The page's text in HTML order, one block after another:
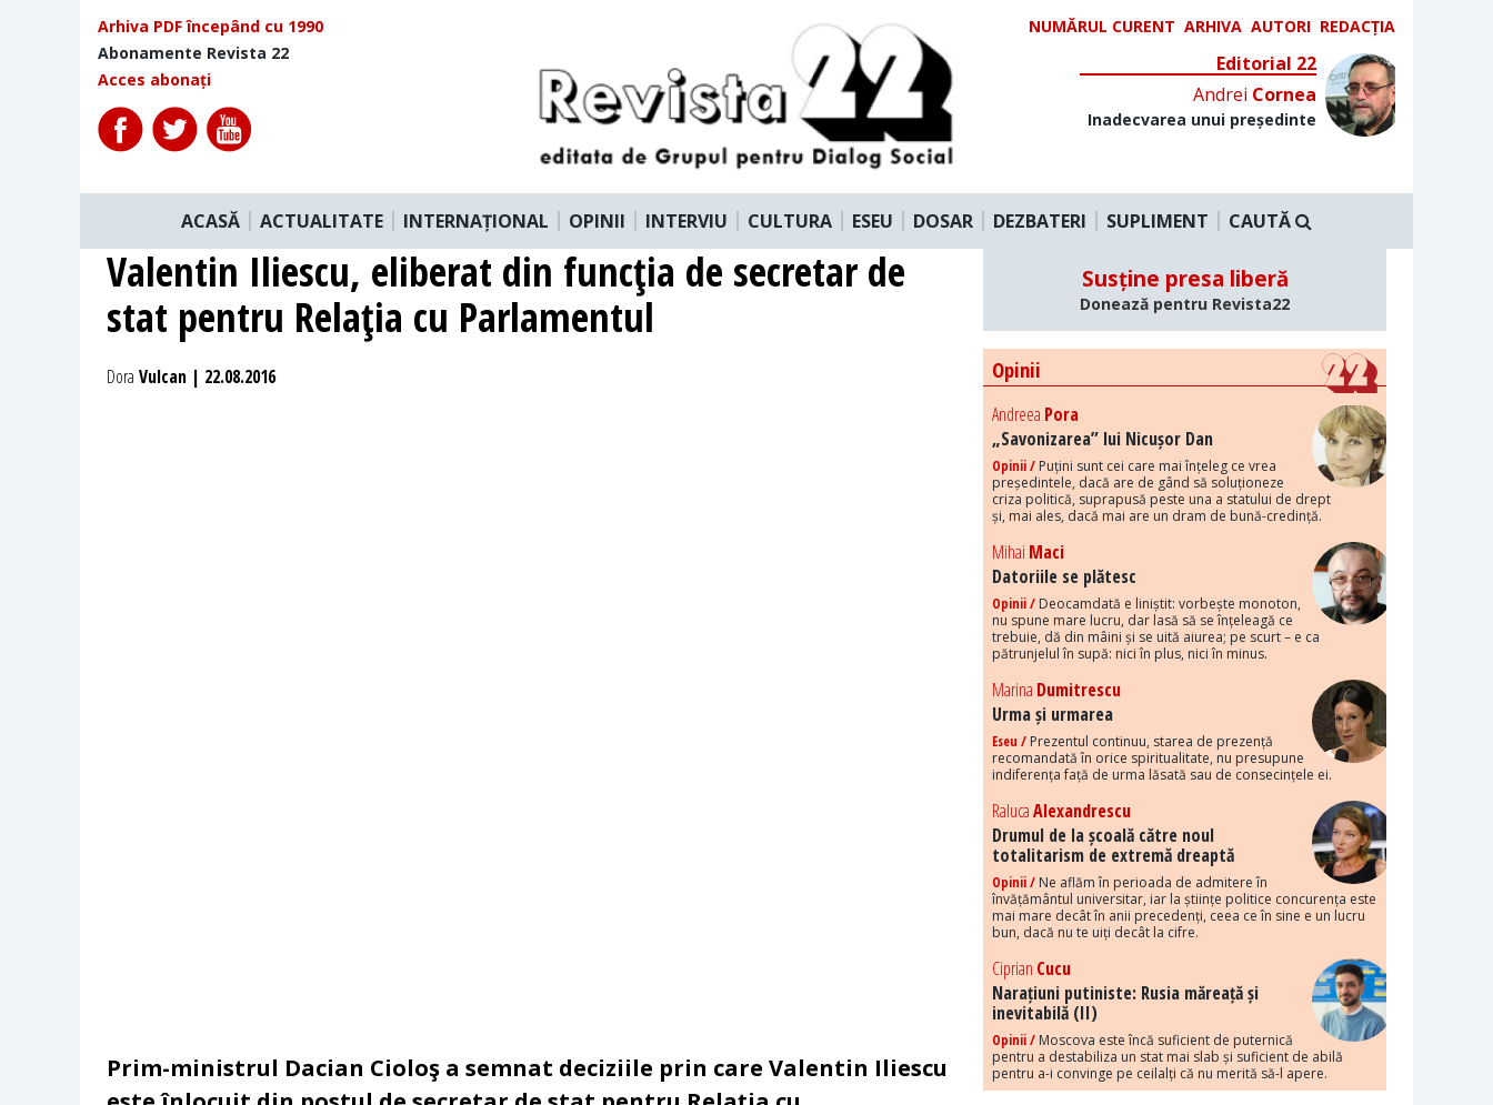
Arhiva PDF începând cu 1990
Abonamente Revista 22
Acces abonați
NUMĂRUL CURENT ARHIVA AUTORI REDACȚIA
Editorial 22
Andrei Cornea
Inadecvarea unui președinte
ACASĂ ACTUALITATE INTERNAȚIONAL OPINII INTERVIU CULTURA ESEU DOSAR DEZBATERI SUPLIMENT CAUTĂ
Valentin Iliescu, eliberat din funcţia de secretar de
stat pentru Relaţia cu Parlamentul
Dora Vulcan | 22.08.2016
Prim-ministrul Dacian Cioloş a semnat deciziile prin care Valentin Iliescu
Susține presa liberă
Donează pentru Revista22
Opinii
Andreea Pora
„Savonizarea” lui Nicușor Dan
Opinii / Puțini sunt cei care mai înțeleg ce vrea
președintele, dacă are de gând să soluționeze
criza politică, suprapusă peste una a statului de drept
și, mai ales, dacă mai are un dram de bună-credință.
Mihai Maci
Datoriile se plătesc
Opinii / Deocamdată e liniștit: vorbește monoton,
nu spune mare lucru, dar lasă să se înțeleagă ce
trebuie, dă din mâini și se uită aiurea; pe scurt – e ca
pătrunjelul în supă: nici în plus, nici în minus.
Marina Dumitrescu
Urma și urmarea
Eseu / Prezentul continuu, starea de prezență
recomandată în orice spiritualitate, nu presupune
indiferența față de urma lăsată sau de consecințele ei.
RalucaAlexandrescu
Drumul de la școală către noul
totalitarism de extremă dreaptă
Opinii / Ne aflăm în perioada de admitere în
învățământul universitar, iar la științe politice concurența este
mai mare decât în anii precedenți, ceea ce în sine e un lucru
bun, dacă nu te uiți decât la cifre.
Ciprian Cucu
Narațiuni putiniste: Rusia măreață și
inevitabilă (II)
Opinii / Moscova este încă suficient de puternică
pentru a destabiliza un stat mai slab și suficient de abilă
pentru a-i convinge pe ceilalți că nu merită să-l apere.